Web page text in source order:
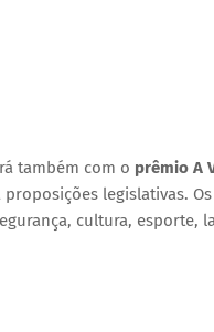
também com o prêmio A
legislativas.
cultura,